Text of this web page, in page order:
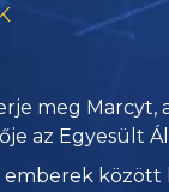
meg Marcyt,
az Egyesült
emberek között